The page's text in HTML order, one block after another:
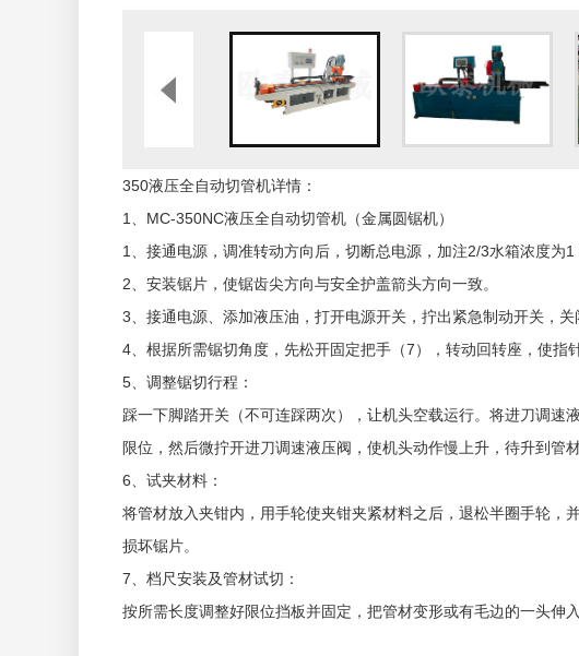
350液压全自动切管机详情：
1、MC-350NC液压全自动切管机 （金属圆锯机）
1、接通电源，调准转动方向后，切断总电源，加注2/3水箱浓度为1
2、安装锯片，使锯齿尖方向与安全护盖箭头方向一致。
3、接通电源、添加液压油，打开电源开关，拧出紧急制动开关，关
4、根据所需锯切角度，先松开固定把手（7），转动回转座，使指
5、调整锯切行程：
踩一下脚踏开关（不可连踩两次），让机头空载运行。将进刀调速
限位，然后微拧开进刀调速液压阀，使机头动作慢上升，待升到管
6、试夹材料：
将管材放入夹钳内，用手轮使夹钳夹紧材料之后，退松半圈手轮，
损坏锯片。
7、档尺安装及管材试切：
按所需长度调整好限位挡板并固定，把管材变形或有毛边的一头伸